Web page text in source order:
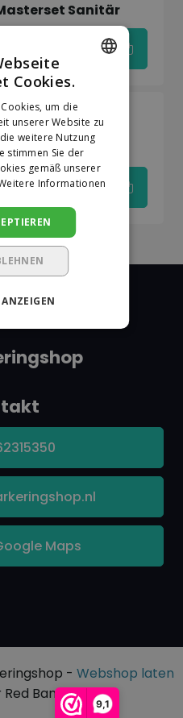
9,1
Sanitär
Belt
Maps
- Webshop laten
Banana
DUTCH
GERMAN
Cookies.
um die
unserer Website zu
weitere Nutzung
stimmen Sie der
gemäß unserer
Informationen